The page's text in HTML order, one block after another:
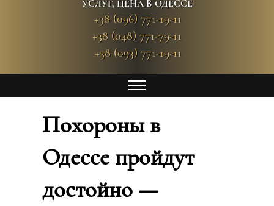
УСЛУГ, ЦЕНА В ОДЕССЕ
+38 (096) 771-19-11
+38 (048) 771-79-11
+38 (093) 771-19-11
Похороны в
Одессе пройдут
достойно —